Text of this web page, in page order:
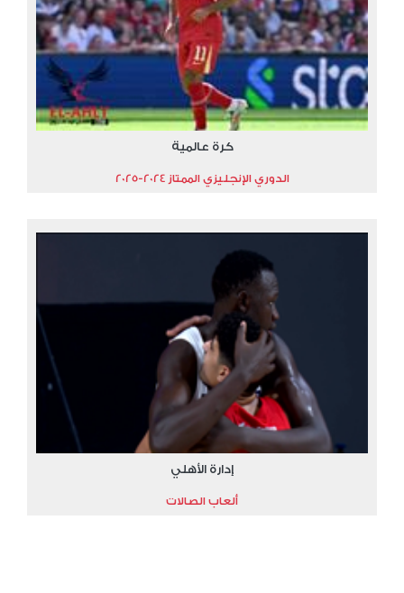
كرة عالمية
الدوري الإنجليزي الممتاز 2024-2025
إدارة الأهلي
ألعاب الصالات